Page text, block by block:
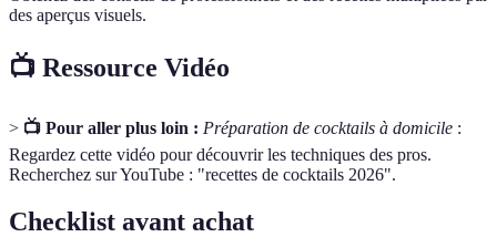
des aperçus visuels.
📺 Ressource Vidéo
> 📺 Pour aller plus loin : Préparation de cocktails à domicile :
Regardez cette vidéo pour découvrir les techniques des pros.
Recherchez sur YouTube : "recettes de cocktails 2026".
Checklist avant achat